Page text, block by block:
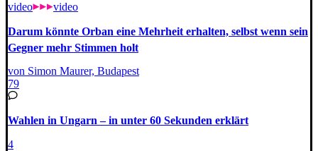
video video
Darum könnte Orban eine Mehrheit erhalten, selbst wenn sein
Gegner mehr Stimmen holt
von Simon Maurer, Budapest
79
Wahlen in Ungarn – in unter 60 Sekunden erklärt
4